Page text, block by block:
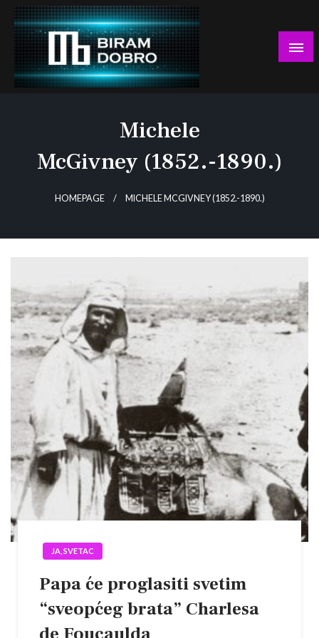
Skip
content
Michele
McGivney (1852.-1890.)
HOMEPAGE MICHELE MCGIVNEY (1852.-1890.)
JA, SVETAC
Papa će proglasiti svetim
“sveopćeg brata” Charlesa